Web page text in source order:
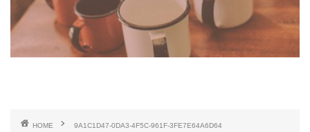
HOME 9A1C1D47-0DA3-4F5C-961F-3FE7E64A6D64